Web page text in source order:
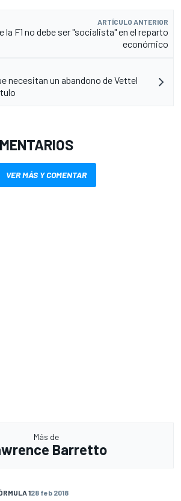
ARTÍCULO ANTERIOR
la F1 no debe ser "socialista" en el reparto
económico
necesitan un abandono de Vettel
VER MÁS Y COMENTAR
Más de
Barretto
128 feb 2018